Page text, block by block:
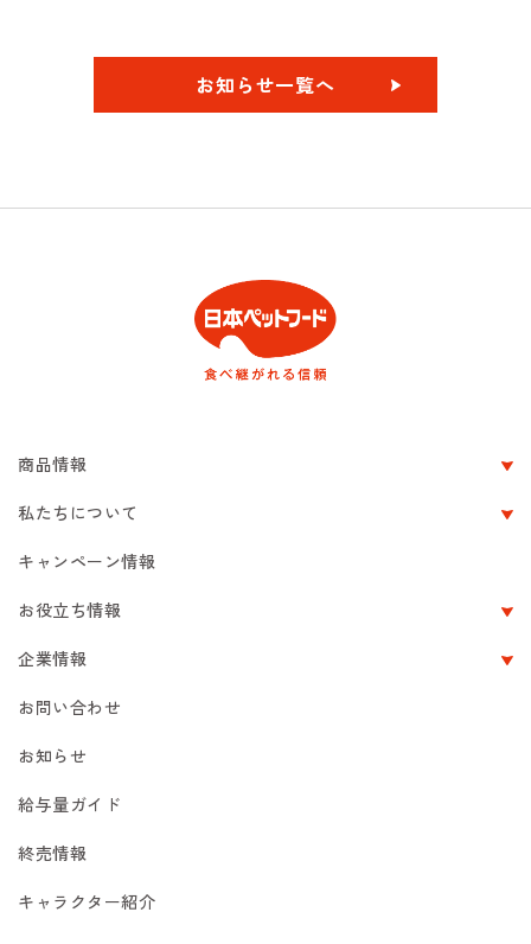
お知らせ一覧へ
商品情報
私たちについて
キャンペーン情報
お役立ち情報
企業情報
お問い合わせ
お知らせ
給与量ガイド
終売情報
キャラクター紹介